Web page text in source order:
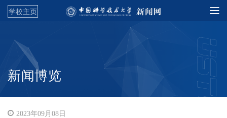
学校主页
新闻博览
2023年09月08日